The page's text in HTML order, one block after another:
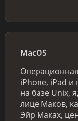
MacOS
iPhone, iPad и
на базе Unix,
лице Маков,
Эйр Маках,